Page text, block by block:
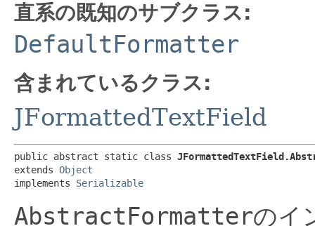
直系の既知のサブクラス:
DefaultFormatter
含まれているクラス:
JFormattedTextField
public abstract static class
extends Object
implements Serializable
AbstractFormatterのイ